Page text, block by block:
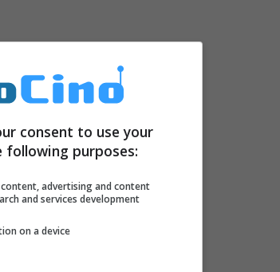
consent to use your
purposes:
advertising and content
and services development
on a device